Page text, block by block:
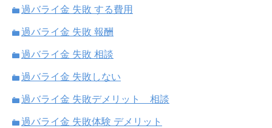
過バライ金 失敗 する費用
過バライ金 失敗 報酬
過バライ金 失敗 相談
過バライ金 失敗しない
過バライ金 失敗デメリット 相談
過バライ金 失敗体験 デメリット